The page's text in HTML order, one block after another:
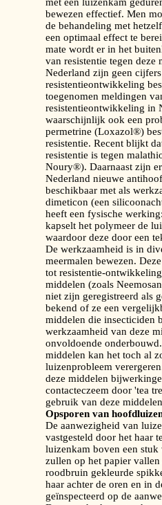
met een luizenkam
bewezen effectief. Men
de behandeling met
een optimaal effect te
mate wordt er in het
van resistentie tegen
Nederland zijn geen
resistentieontwikkeling
toegenomen meldingen
resistentieontwikkeling in
waarschijnlijk ook een
permetrine (Loxazol®)
resistentie. Recent blijkt
resistentie is tegen
Noury®). Daarnaast zijn
Nederland nieuwe
beschikbaar met als
dimeticon (een
heeft een fysische
kapselt het polymeer de
waardoor deze door een
De werkzaamheid is in
meermalen bewezen.
tot resistentie-
middelen (zoals
niet zijn geregistreerd als
bekend of ze een
middelen die insecticiden
werkzaamheid van deze
onvoldoende
middelen kan het toch al
luizenprobleem
deze middelen
contacteczeem door 'tea
gebruik van deze
Opsporen van
De aanwezigheid van
vastgesteld door het haar
luizenkam boven een
zullen op het papier
roodbruin gekleurde
haar achter de oren en in
geïnspecteerd op de